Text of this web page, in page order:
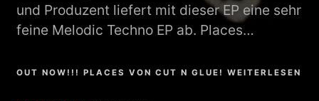
und Produzent liefert mit dieser EP eine sehr
feine Melodic Techno EP ab. Places…
OUT NOW!!! PLACES VON CUT N GLUE! WEITERLESEN